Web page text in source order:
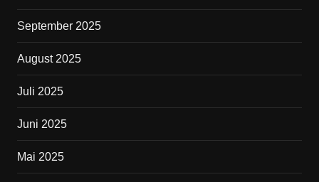
September 2025
August 2025
Juli 2025
Juni 2025
Mai 2025